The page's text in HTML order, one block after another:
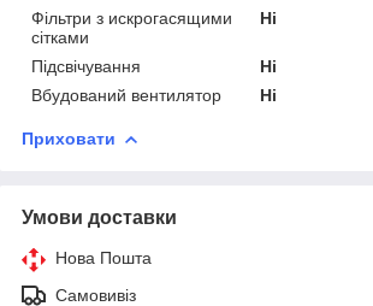
Фільтри з искрогасящими
сітками
Ні
Підсвічування
Ні
Вбудований вентилятор
Ні
Приховати
Умови доставки
Нова Пошта
Самовивіз